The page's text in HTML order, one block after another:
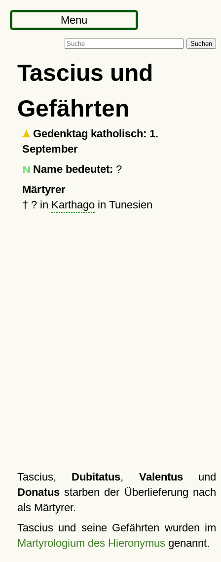
Menu
Suchen
Tascius und
Gefährten
Gedenktag katholisch: 1.
September
Name bedeutet: ?
Märtyrer
† ?in Karthagoin Tunesien
Tascius, Dubitatus, Valentusund
Donatusstarben der Überlieferung nach
als Märtyrer.
Tascius und seine Gefährten wurden im
Martyrologium des Hieronymusgenannt.